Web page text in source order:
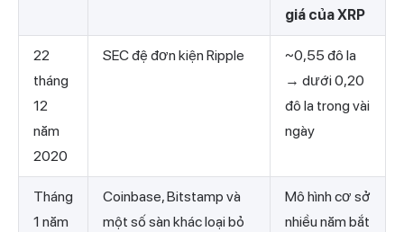
giá của XRP
22
tháng
12
năm
2020
SEC đệ đơn kiện Ripple
~0,55 đô la
→ dưới 0,20
đô la trong vài
ngày
Tháng
1 năm
Coinbase, Bitstamp và
một số sàn khác loại bỏ
Mô hình cơ sở
nhiều năm bắt